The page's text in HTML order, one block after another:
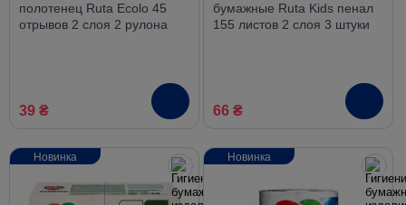
полотенец Ruta Ecolo 45
отрывов 2 слоя 2 рулона
39 ₴
бумажные Ruta Kids пенал
155 листов 2 слоя 3 штуки
66 ₴
Новинка Новинка